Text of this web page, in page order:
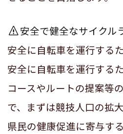
安全で健全なサイクル
安全に自転車を運行する
安全に自転車を運行する
コースやルートの提案等
で、まずは競技人口の拡
県民の健康促進に寄与す